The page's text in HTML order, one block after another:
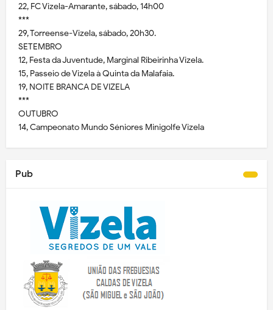
22, FC Vizela-Amarante, sábado, 14h00
***
29, Torreense-Vizela, sábado, 20h30.
SETEMBRO
12, Festa da Juventude, Marginal Ribeirinha Vizela.
15, Passeio de Vizela à Quinta da Malafaia.
19, NOITE BRANCA DE VIZELA
***
OUTUBRO
14, Campeonato Mundo Séniores Minigolfe Vizela
Pub